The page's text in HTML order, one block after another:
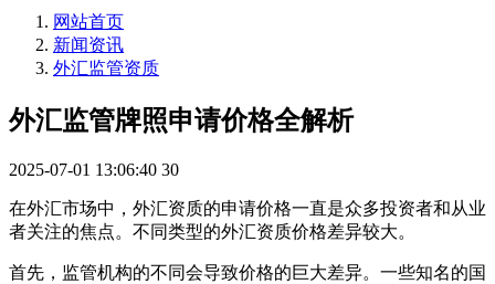
网站首页
新闻资讯
外汇监管资质
外汇监管牌照申请价格全解析
2025-07-01 13:06:40 30
在外汇市场中，外汇资质的申请价格一直是众多投资者和从业
者关注的焦点。不同类型的外汇资质价格差异较大。
首先，监管机构的不同会导致价格的巨大差异。一些知名的国